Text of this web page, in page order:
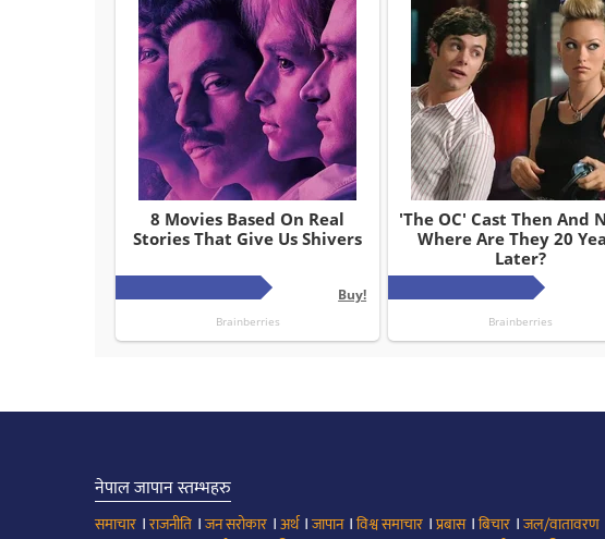
नेपाल जापान स्तम्भहरु
समाचार ।राजनीति ।जन सरोकार ।अर्थ।जापान।विश्व समाचार ।प्रबास।बिचार ।जल/वातावरण